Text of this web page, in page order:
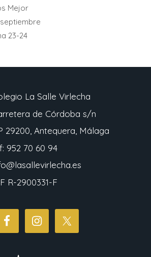
Mejor
23-24
La Salle Virlecha
de Córdoba s/n
29200, Antequera, Málaga
952 70 60 94
R-2900331-F